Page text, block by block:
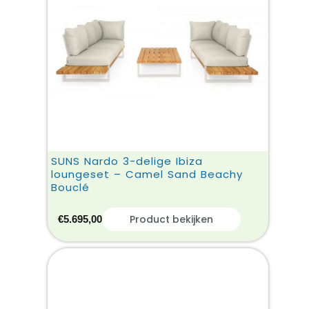
SUNS Nardo 3-delige Ibiza
loungeset – Camel Sand Beachy
Bouclé
€5.695,00 Product bekijken